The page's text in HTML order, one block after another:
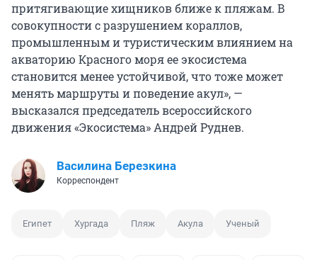
притягивающие хищников ближе к пляжам. В
совокупности с разрушением кораллов,
промышленным и туристическим влиянием на
акваторию Красного моря ее экосистема
становится менее устойчивой, что тоже может
менять маршруты и поведение акул», —
высказался председатель всероссийского
движения «Экосистема» Андрей Руднев.
Василина Березкина
Корреспондент
Египет Хургада Пляж Акула Ученый